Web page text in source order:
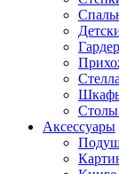
Аксессуары